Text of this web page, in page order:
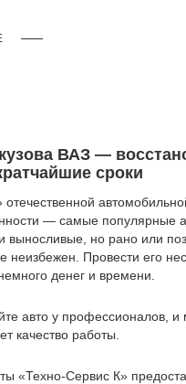
ВАЗ —
сроки
отечественной
— самые популярные
выносливые, но рано или
неизбежен. Провести его
денег и времени.
авто у профессионалов, и
качество работы.
«Техно-Сервис К»